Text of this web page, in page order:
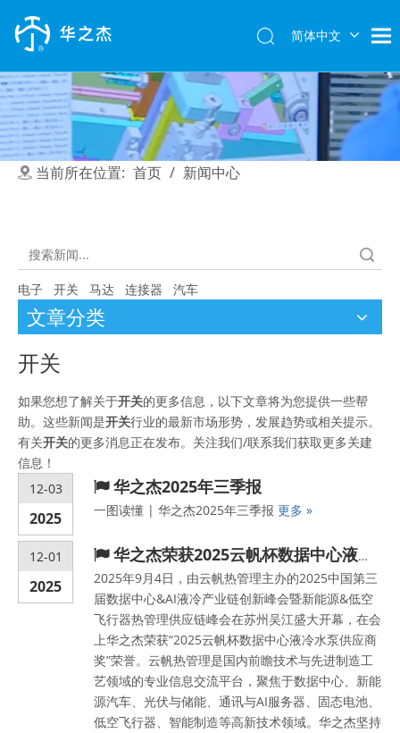
简体中文
当前所在位置: 首页 / 新闻中心
电子 开关 马达 连接器 汽车
文章分类
开关
如果您想了解关于开关的更多信息，以下文章将为您提供一些帮
助。这些新闻是开关行业的最新市场形势，发展趋势或相关提示。
有关开关的更多消息正在发布。关注我们/联系我们获取更多关建
信息！
12-03
2025
华之杰2025年三季报
一图读懂 | 华之杰2025年三季报 更多 »
12-01
2025
华之杰荣获2025云帆杯数据中心液冷水泵供应商奖
2025年9月4日，由云帆热管理主办的2025中国第三
届数据中心&AI液冷产业链创新峰会暨新能源&低空
飞行器热管理供应链峰会在苏州吴江盛大开幕，在会
上华之杰荣获“2025云帆杯数据中心液冷水泵供应商
奖”荣誉。云帆热管理是国内前瞻技术与先进制造工
艺领域的专业信息交流平台，聚焦于数据中心、新能
源汽车、光伏与储能、通讯与AI服务器、固态电池、
低空飞行器、智能制造等高新技术领域。华之杰坚持